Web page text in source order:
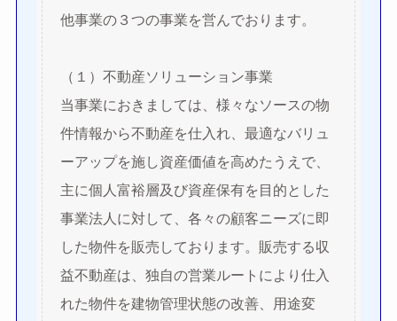
他事業の３つの事業を営んでおります。
（１）不動産ソリューション事業
当事業におきましては、様々なソースの物
件情報から不動産を仕入れ、最適なバリュ
ーアップを施し資産価値を高めたうえで、
主に個人富裕層及び資産保有を目的とした
事業法人に対して、各々の顧客ニーズに即
した物件を販売しております。販売する収
益不動産は、独自の営業ルートにより仕入
れた物件を建物管理状態の改善、用途変